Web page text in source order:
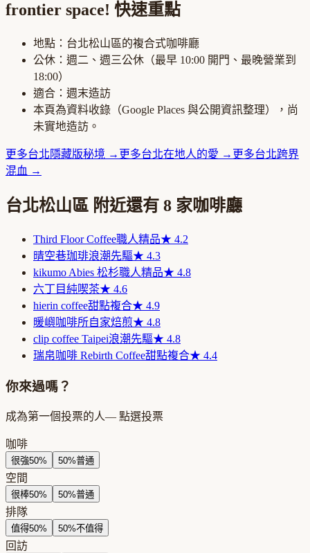
frontier space! 快速重點
地點： 台北松山區的複合式咖啡廳
公休： 週二、週三公休 （最早 10:00 開門、最晚營業到
18:00）
適合： 週末造訪
本頁為資料收錄（Google Places 與公開資訊整理），尚
未實地造訪。
更多台北隱藏版秘境 → 更多台北在地人的愛 → 更多台北跨界
混血 →
台北松山區 附近還有 8 家咖啡廳
Third Floor Coffee職人精品★ 4.2
晴空巷珈琲浪潮先驅★ 4.3
kikumo Abies 松杉職人精品★ 4.8
六丁目純喫茶★ 4.6
hierin coffee甜點複合★ 4.9
暖嶼咖啡所自家焙煎★ 4.8
clip coffee Taipei浪潮先驅★ 4.8
瑞帛咖啡 Rebirth Coffee甜點複合★ 4.4
你來過嗎？
成為第一個投票的人— 點選投票
咖啡
很強50% 50%普通
空間
很棒50% 50%普通
排隊
值得50% 50%不值得
回訪